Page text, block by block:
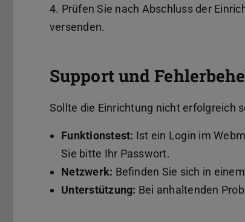
4. Prüfen Sie nach Abschluss der
versenden.
Support und
Sollte die Einrichtung nicht erfolgreich
Funktionstest: Ist ein Login im
Sie bitte Ihr Passwort.
Netzwerk: Befinden Sie sich in
Unterstützung: Bei anhaltenden